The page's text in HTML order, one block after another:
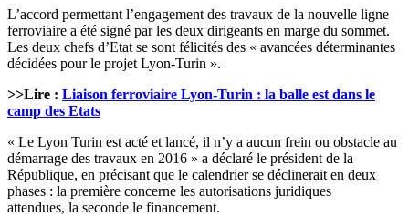
L’accord permettant l’engagement des travaux de la nouvelle ligne
ferroviaire a été signé par les deux dirigeants en marge du sommet.
Les deux chefs d’Etat se sont félicités des « avancées déterminantes
décidées pour le projet Lyon-Turin ».
>>Lire : Liaison ferroviaire Lyon-Turin : la balle est dans le
camp des Etats
« Le Lyon Turin est acté et lancé, il n’y a aucun frein ou obstacle au
démarrage des travaux en 2016 » a déclaré le président de la
République, en précisant que le calendrier se déclinerait en deux
phases : la première concerne les autorisations juridiques
attendues, la seconde le financement.